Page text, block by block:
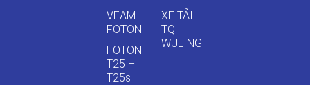
VEAM –
FOTON
FOTON
T25 –
T25s
XE TẢI
TQ
WULING